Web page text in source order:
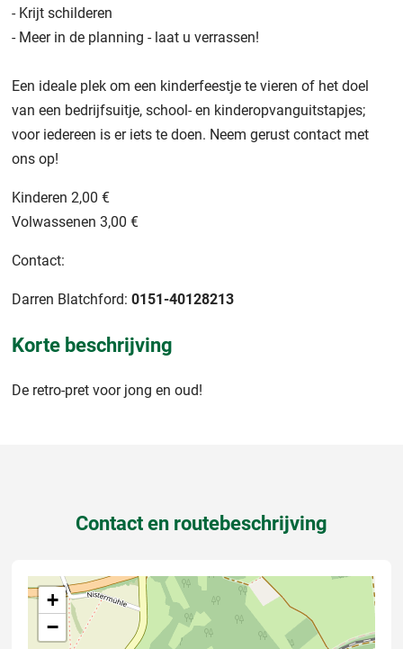
- Krijt schilderen
- Meer in de planning - laat u verrassen!
Een ideale plek om een kinderfeestje te vieren of het doel
van een bedrijfsuitje, school- en kinderopvanguitstapjes;
voor iedereen is er iets te doen. Neem gerust contact met
ons op!
Kinderen 2,00 €
Volwassenen 3,00 €
Contact:
Darren Blatchford: 0151-40128213
Korte beschrijving
De retro-pret voor jong en oud!
Contact en routebeschrijving
+
−